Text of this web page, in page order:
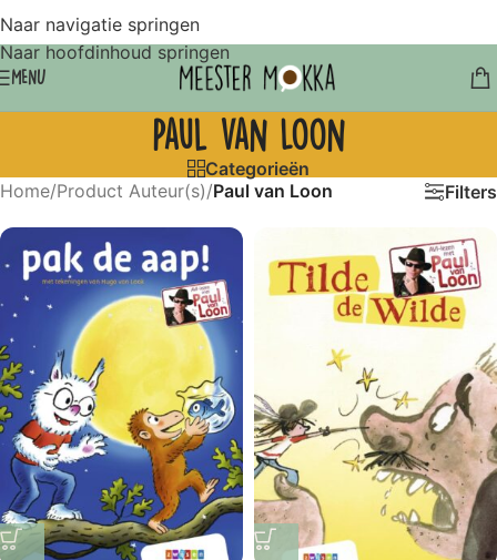
Naar navigatie springen
Naar hoofdinhoud springen
MENU
Paul van Loon
Categorieën
Home/Product Auteur(s)/Paul van Loon Filters